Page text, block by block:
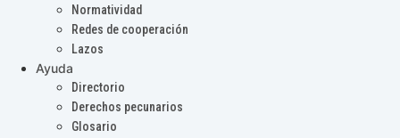
Normatividad
Redes de cooperación
Lazos
Ayuda
Directorio
Derechos pecunarios
Glosario